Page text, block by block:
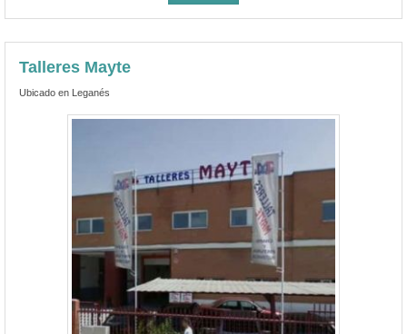
Talleres Mayte
Ubicado en Leganés